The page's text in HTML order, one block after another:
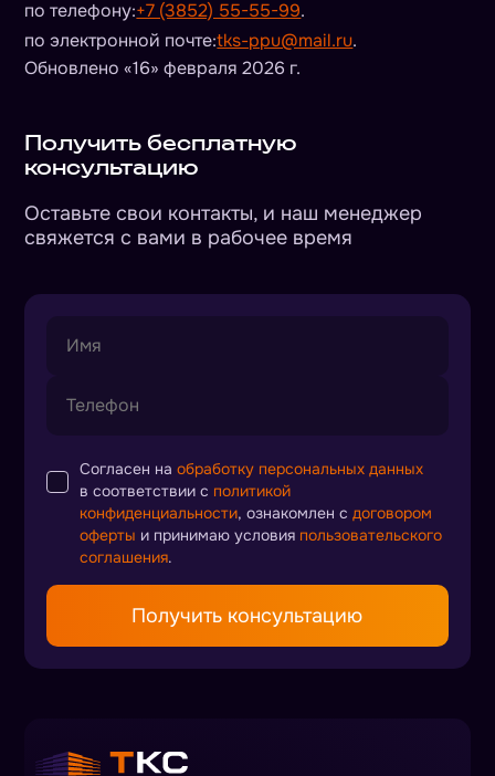
по телефону:+7 (3852) 55-55-99.
по электронной почте:tks-ppu@mail.ru.
Обновлено «16» февраля 2026 г.
Получить бесплатную
консультацию
Оставьте свои контакты, и наш менеджер
свяжется с вами в рабочее время
Согласен наобработку персональных данных
в соответствии с политикой
конфиденциальности, ознакомлен сдоговором
оферты и принимаю условия пользовательского
соглашения.
Получить консультацию